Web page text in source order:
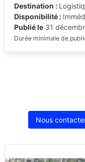
Destination :
Disponibilité :
Publié le31
Durée minimale de
Nous